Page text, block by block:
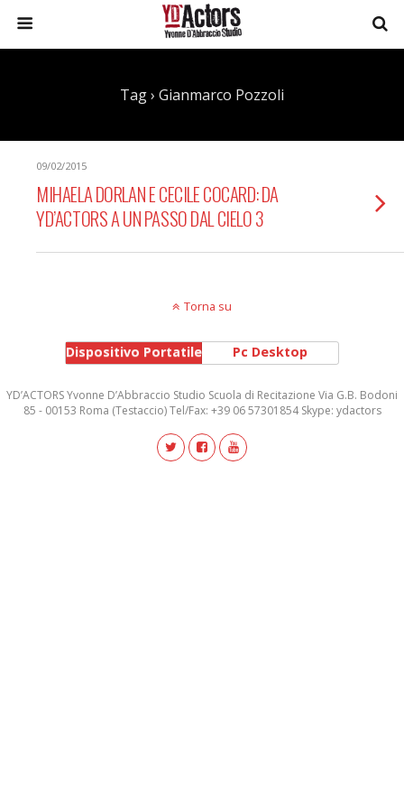
Tag › Gianmarco Pozzoli
09/02/2015
MIHAELA DORLAN E CECILE COCARD: DA
YD’ACTORS A UN PASSO DAL CIELO 3
Torna su
Dispositivo Portatile Pc Desktop
YD’ACTORS Yvonne D’Abbraccio Studio Scuola di Recitazione Via G.B. Bodoni
85 - 00153 Roma (Testaccio) Tel/Fax: +39 06 57301854 Skype: ydactors